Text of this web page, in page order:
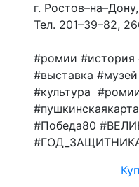
г.
Тел. 201–39–82,
#ромии #история
#выставка
#культура
#пушкинскаякарта
#Победа80